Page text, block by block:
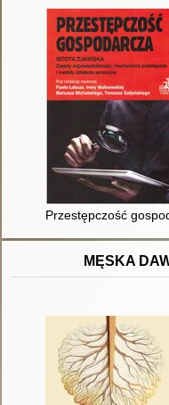
Przestępczość
MĘSKA